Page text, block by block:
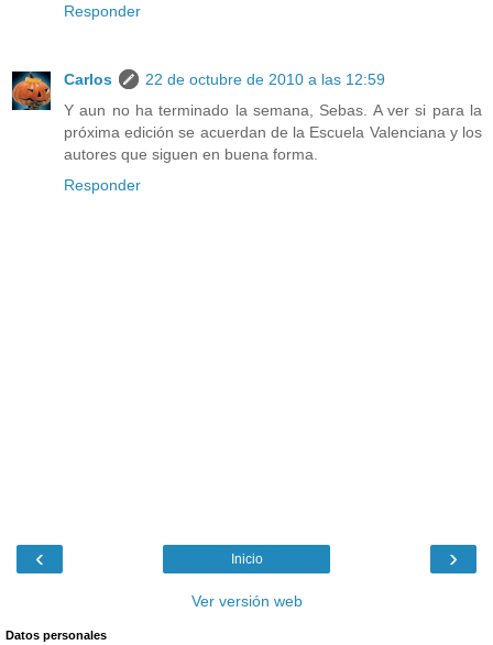
Responder
Carlos
22 de octubre de 2010 a las 12:59
Y aun no ha terminado la semana, Sebas. A ver si para la
próxima edición se acuerdan de la Escuela Valenciana y los
autores que siguen en buena forma.
Responder
‹ ›
Inicio
Ver versión web
Datos personales